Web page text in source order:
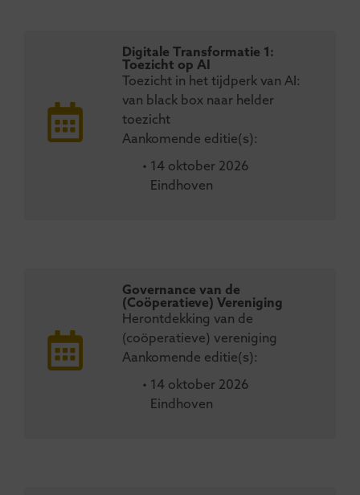
Digitale Transformatie 1:
Toezicht op AI
Toezicht in het tijdperk van AI:
van black box naar helder
toezicht
Aankomende editie(s):
• 14 oktober 2026
Eindhoven
Governance van de
(Coöperatieve) Vereniging
Herontdekking van de
(coöperatieve) vereniging
Aankomende editie(s):
• 14 oktober 2026
Eindhoven